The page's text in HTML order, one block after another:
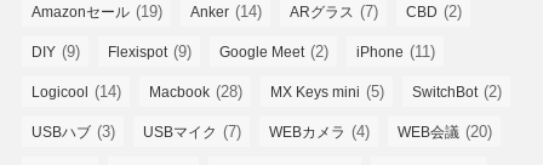
Amazonセール (19) Anker (14) ARグラス (7) CBD (2)
DIY (9) Flexispot (9) Google Meet (2) iPhone (11)
Logicool (14) Macbook (28) MX Keys mini (5) SwitchBot (2)
USBハブ (3) USBマイク (7) WEBカメラ (4) WEB会議 (20)